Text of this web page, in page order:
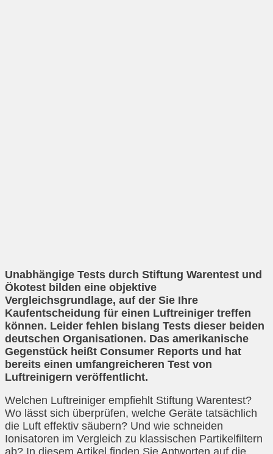
Unabhängige Tests durch Stiftung Warentest und
Ökotest bilden eine objektive
Vergleichsgrundlage, auf der Sie Ihre
Kaufentscheidung für einen Luftreiniger treffen
können. Leider fehlen bislang Tests dieser beiden
deutschen Organisationen. Das amerikanische
Gegenstück heißt Consumer Reports und hat
bereits einen umfangreicheren Test von
Luftreinigern veröffentlicht.
Welchen Luftreiniger empfiehlt Stiftung Warentest?
Wo lässt sich überprüfen, welche Geräte tatsächlich
die Luft effektiv säubern? Und wie schneiden
Ionisatoren im Vergleich zu klassischen Partikelfiltern